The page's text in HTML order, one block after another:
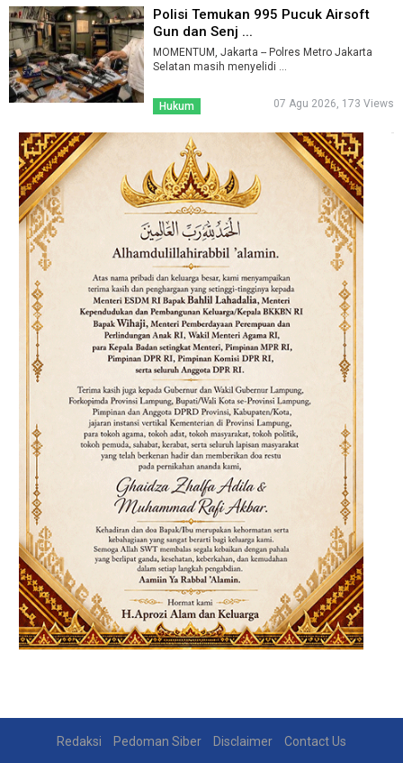
Polisi Temukan 995 Pucuk Airsoft
Gun dan Senj ...
MOMENTUM, Jakarta -- Polres Metro Jakarta
Selatan masih menyelidi ...
Hukum 07 Agu 2026, 173 Views
Redaksi Pedoman Siber Disclaimer Contact Us